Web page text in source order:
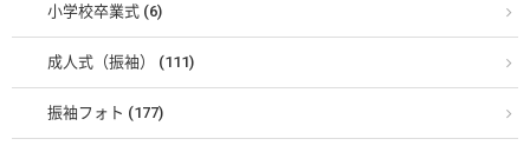
小学校卒業式 (6)
成人式（振袖） (111)
振袖フォト (177)